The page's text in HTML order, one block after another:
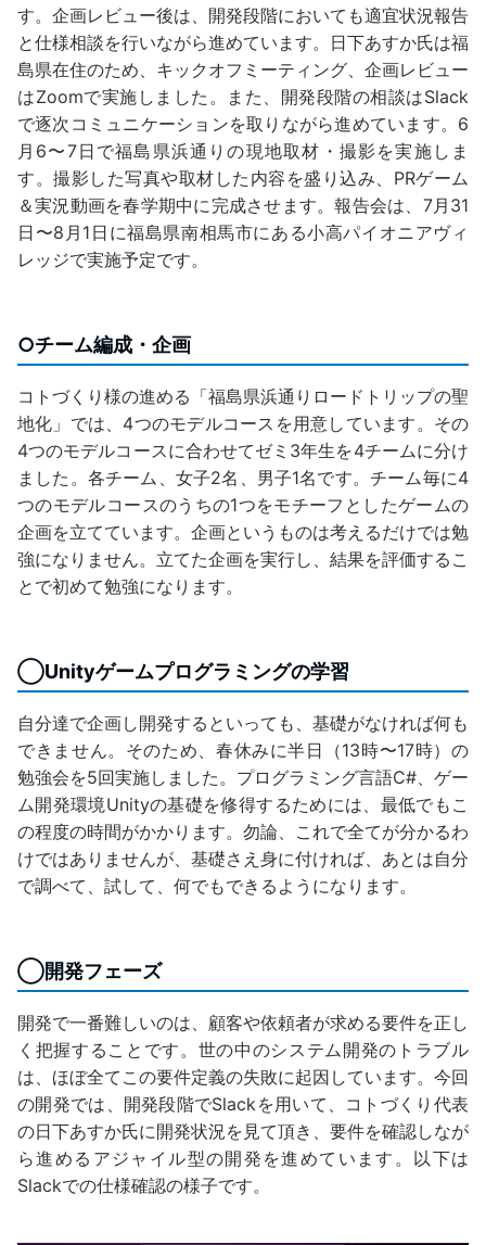
す。企画レビュー後は、開発段階においても適宜状況報告
と仕様相談を行いながら進めています。日下あすか氏は福
島県在住のため、キックオフミーティング、企画レビュー
はZoomで実施しました。また、開発段階の相談はSlack
で逐次コミュニケーションを取りながら進めています。6
月6〜7日で福島県浜通りの現地取材・撮影を実施しま
す。撮影した写真や取材した内容を盛り込み、PRゲーム
＆実況動画を春学期中に完成させます。報告会は、7月31
日〜8月1日に福島県南相馬市にある小高パイオニアヴィ
レッジで実施予定です。
○チーム編成・企画
コトづくり様の進める「福島県浜通りロードトリップの聖
地化」では、4つのモデルコースを用意しています。その
4つのモデルコースに合わせてゼミ3年生を4チームに分け
ました。各チーム、女子2名、男子1名です。チーム毎に4
つのモデルコースのうちの1つをモチーフとしたゲームの
企画を立てています。企画というものは考えるだけでは勉
強になりません。立てた企画を実行し、結果を評価するこ
とで初めて勉強になります。
◯Unityゲームプログラミングの学習
自分達で企画し開発するといっても、基礎がなければ何も
できません。そのため、春休みに半日（13時〜17時）の
勉強会を5回実施しました。プログラミング言語C#、ゲー
ム開発環境Unityの基礎を修得するためには、最低でもこ
の程度の時間がかかります。勿論、これで全てが分かるわ
けではありませんが、基礎さえ身に付ければ、あとは自分
で調べて、試して、何でもできるようになります。
◯開発フェーズ
開発で一番難しいのは、顧客や依頼者が求める要件を正し
く把握することです。世の中のシステム開発のトラブル
は、ほぼ全てこの要件定義の失敗に起因しています。今回
の開発では、開発段階でSlackを用いて、コトづくり代表
の日下あすか氏に開発状況を見て頂き、要件を確認しなが
ら進めるアジャイル型の開発を進めています。以下は
Slackでの仕様確認の様子です。